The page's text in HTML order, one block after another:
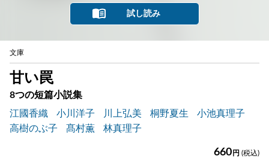
試し読み
文庫
甘い罠
8つの短篇小説集
江國香織
小川洋子 川上弘美 桐野夏生
小池真理子
高樹のぶ子
髙村薫 林真理子
660 円 (税込)